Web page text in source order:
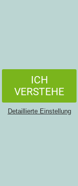
ICH
VERSTEHE
Detaillierte Einstellung